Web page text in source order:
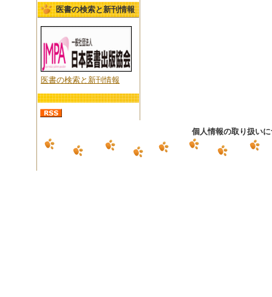
医書の検索と新刊情報
医書の検索と新刊情報
個人情報の取り扱い